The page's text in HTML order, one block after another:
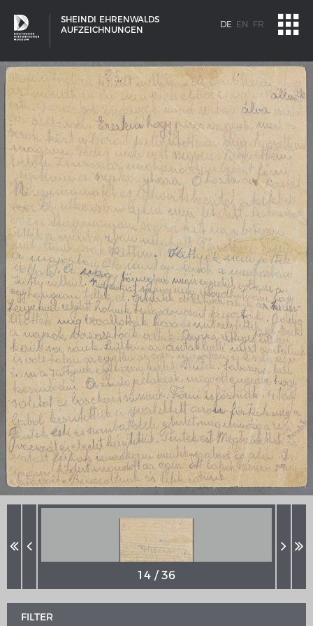
SHEINDI EHRENWALDS
AUFZEICHNUNGEN
DE EN FR
SCHIFFSTYPEN
Entwicklungen im europäischen Schiffbau
MERIANS DEUTSCHLAND 1642 - 1654
Interaktive Karte
Bildergalerie Topographia Germaniae
FILTER